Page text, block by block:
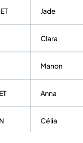
Jade
Clara
Manon
Anna
Célia